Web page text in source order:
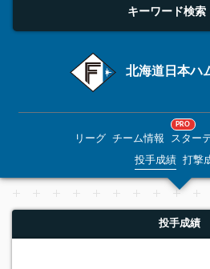
キーワード検索
北海道日本ハ
リーグ チーム情報
PRO
スター
投手成績 打撃
投手成績